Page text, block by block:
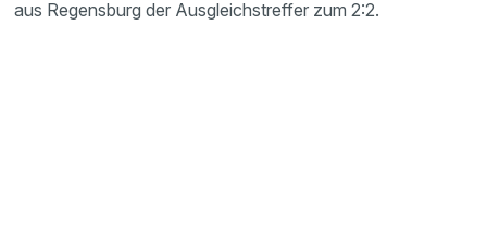
aus Regensburg der Ausgleichstreffer zum 2:2.